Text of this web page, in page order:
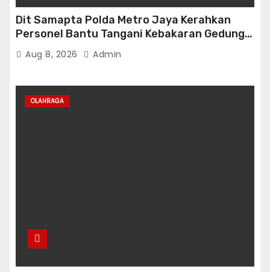
Dit Samapta Polda Metro Jaya Kerahkan
Personel Bantu Tangani Kebakaran Gedung
Bapenda
Aug 8, 2026 Admin
OLAHRAGA